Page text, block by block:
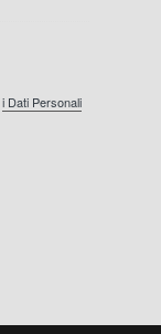
i Dati Personali